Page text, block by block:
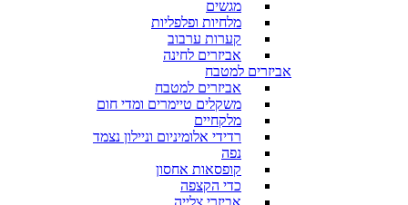
מגשים
מלחיות ופלפליות
קערות ערבוב
אביזרים לחינה
אביזרים למטבח
אביזרים למטבח
משקלים טיימרים ומדי חום
מלקחיים
רדידי אלומיניום וניילון נצמד
נפה
קופסאות אחסון
כדי הקצפה